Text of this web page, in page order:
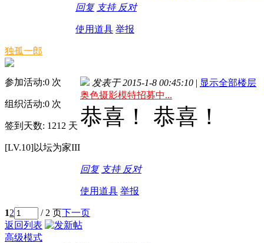
回复 支持 反对
使用道具 举报
独孤一郎
参加活动:0 次
组织活动:0 次
签到天数: 1212 天
[LV.10]以坛为家III
发表于 2015-1-8 00:45:10 | 显示全部楼层
奥色摄影模特招募中...
恭喜！ 恭喜！
回复 支持 反对
使用道具 举报
12 / 2 页下一页
返回列表
高级模式